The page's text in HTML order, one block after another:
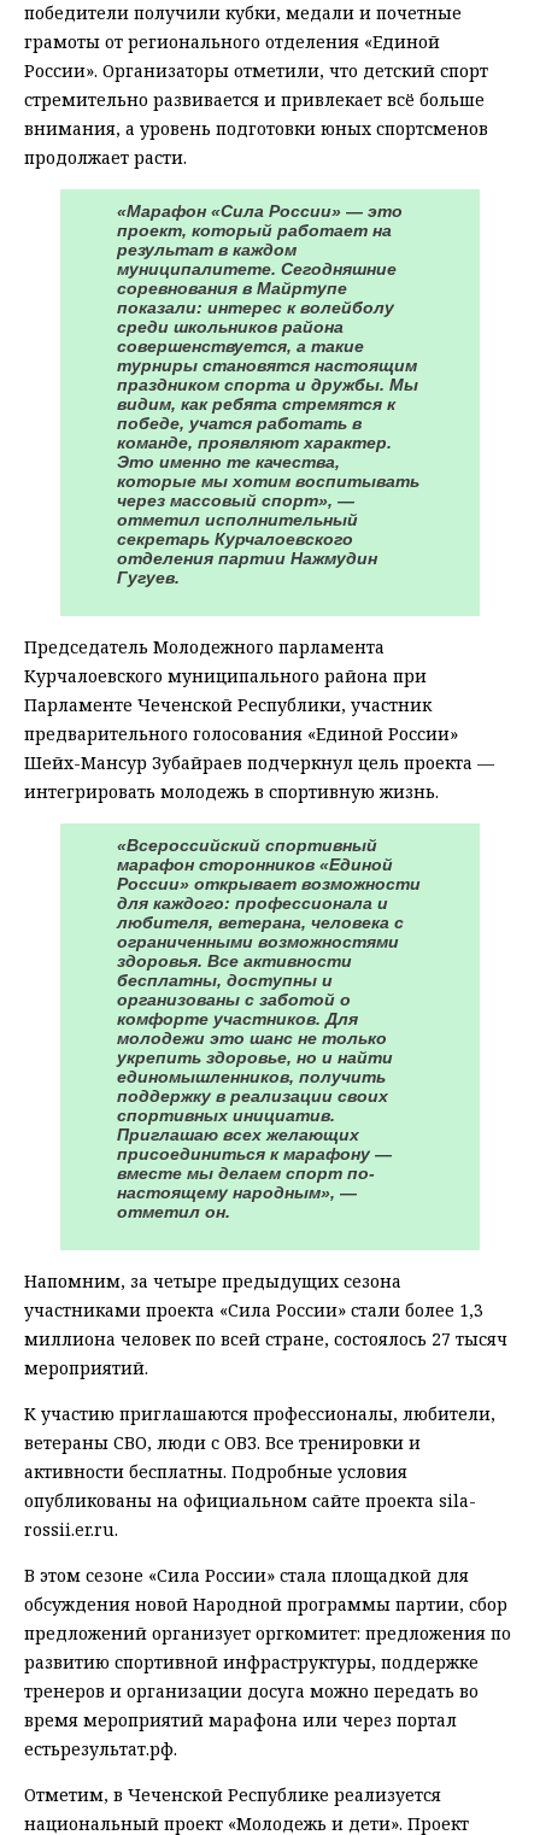
победители получили кубки, медали и почетные
грамоты от регионального отделения «Единой
России». Организаторы отметили, что детский спорт
стремительно развивается и привлекает всё больше
внимания, а уровень подготовки юных спортсменов
продолжает расти.
«Марафон «Сила России» — это
проект, который работает на
результат в каждом
муниципалитете. Сегодняшние
соревнования в Майртупе
показали: интерес к волейболу
среди школьников района
совершенствуется, а такие
турниры становятся настоящим
праздником спорта и дружбы. Мы
видим, как ребята стремятся к
победе, учатся работать в
команде, проявляют характер.
Это именно те качества,
которые мы хотим воспитывать
через массовый спорт», —
отметил исполнительный
секретарь Курчалоевского
отделения партии Нажмудин
Гугуев.
Председатель Молодежного парламента
Курчалоевского муниципального района при
Парламенте Чеченской Республики, участник
предварительного голосования «Единой России»
Шейх-Мансур Зубайраев подчеркнул цель проекта —
интегрировать молодежь в спортивную жизнь.
«Всероссийский спортивный
марафон сторонников «Единой
России» открывает возможности
для каждого: профессионала и
любителя, ветерана, человека с
ограниченными возможностями
здоровья. Все активности
бесплатны, доступны и
организованы с заботой о
комфорте участников. Для
молодежи это шанс не только
укрепить здоровье, но и найти
единомышленников, получить
поддержку в реализации своих
спортивных инициатив.
Приглашаю всех желающих
присоединиться к марафону —
вместе мы делаем спорт по-
настоящему народным», —
отметил он.
Напомним, за четыре предыдущих сезона
участниками проекта «Сила России» стали более 1,3
миллиона человек по всей стране, состоялось 27 тысяч
мероприятий.
К участию приглашаются профессионалы, любители,
ветераны СВО, люди с ОВЗ. Все тренировки и
активности бесплатны. Подробные условия
опубликованы на официальном сайте проекта sila-
rossii.er.ru.
В этом сезоне «Сила России» стала площадкой для
обсуждения новой Народной программы партии, сбор
предложений организует оргкомитет: предложения по
развитию спортивной инфраструктуры, поддержке
тренеров и организации досуга можно передать во
время мероприятий марафона или через портал
естьрезультат.рф.
Отметим, в Чеченской Республике реализуется
национальный проект «Молодежь и дети». Проект